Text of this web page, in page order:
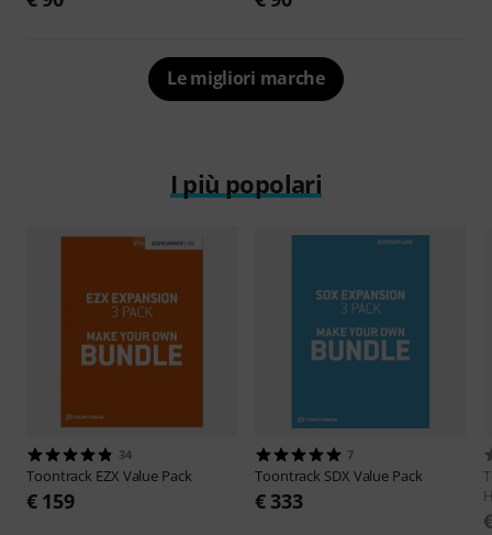
Le migliori marche
I più popolari
34
Toontrack EZX Value Pack
€ 159
7
Toontrack SDX Value Pack
€ 333